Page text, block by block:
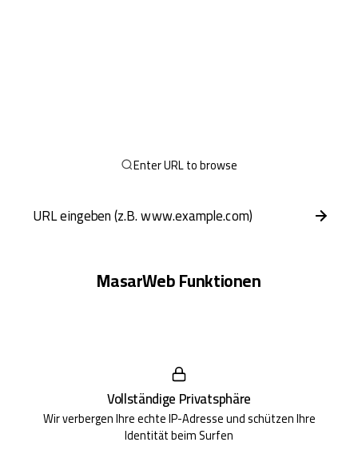
Enter URL to browse
MasarWeb Funktionen
Vollständige Privatsphäre
Wir verbergen Ihre echte IP-Adresse und schützen Ihre
Identität beim Surfen